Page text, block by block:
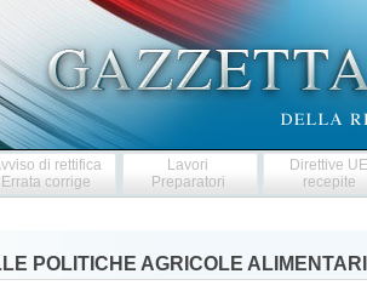
di rettifica
Errata corrige
Lavori
Preparatori
Direttive
recepite
POLITICHE AGRICOLE